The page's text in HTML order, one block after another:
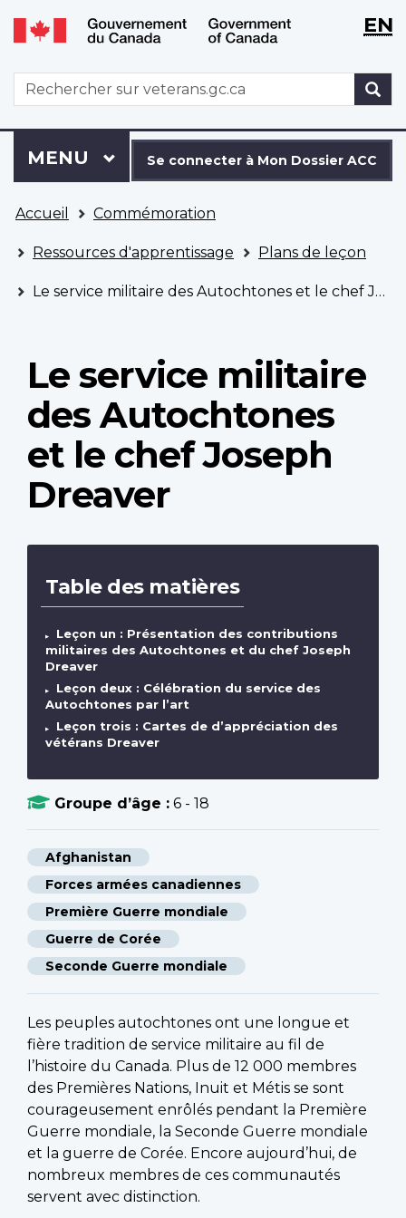
Aller
au
principal
Passer
à
version
HTML
simplifiée
WxT
WxTEN
WxT
Search
form
connecter
à
Dossier
ACC
Se connecter à Mon Dossier ACC
Menu
MENU PRINCIPAL
êtes
ici
Accueil Commémoration
Ressources d'apprentissage Plans de leçon
Le service militaire des Autochtones et le chef Joseph Dreaver
Le service militaire
des Autochtones
et le chef Joseph
Dreaver
Table des matières
Leçon un : Présentation des contributions
militaires des Autochtones et du chef Joseph
Dreaver
Leçon deux : Célébration du service des
Autochtones par l’art
Leçon trois : Cartes de d’appréciation des
vétérans Dreaver
Groupe d’âge : 6 - 18
Afghanistan
Forces armées canadiennes
Première Guerre mondiale
Guerre de Corée
Seconde Guerre mondiale
Les peuples autochtones ont une longue et
fière tradition de service militaire au fil de
l’histoire du Canada. Plus de 12 000 membres
des Premières Nations, Inuit et Métis se sont
courageusement enrôlés pendant la Première
Guerre mondiale, la Seconde Guerre mondiale
et la guerre de Corée. Encore aujourd’hui, de
nombreux membres de ces communautés
servent avec distinction.